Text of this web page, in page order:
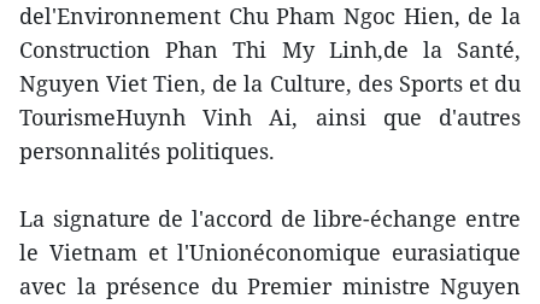
del'Environnement Chu Pham Ngoc Hien, de la
Construction Phan Thi My Linh,de la Santé,
Nguyen Viet Tien, de la Culture, des Sports et du
TourismeHuynh Vinh Ai, ainsi que d'autres
personnalités politiques.
La signature de l'accord de libre-échange entre
le Vietnam et l'Unionéconomique eurasiatique
avec la présence du Premier ministre Nguyen